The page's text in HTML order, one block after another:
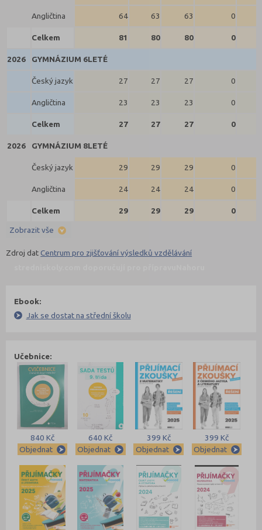
Angličtina 64 63 63 0
Celkem 81 80 80 0
2026 GYMNÁZIUM 6LETÉ
Český jazyk 27 27 27 0
Angličtina 23 23 23 0
Celkem 27 27 27 0
2026 GYMNÁZIUM 8LETÉ
Český jazyk 29 29 29 0
Angličtina 24 24 24 0
Celkem 29 29 29 0
Zobrazit vše
Zdroj datCentrum pro zjišťování výsledků vzdělávání
Ebook:
Jak se dostat na střední školu
Učebnice:
840 Kč
Objednat
640 Kč
Objednat
399 Kč
Objednat
399 Kč
Objednat